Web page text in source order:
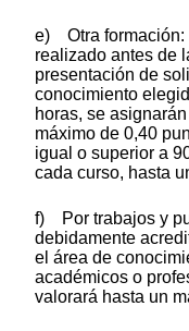
e) Otra formación:
realizado antes de
presentación de
conocimiento
horas, se
máximo de 0,40
igual o superior a
cada curso, hasta
f) Por trabajos y
debidamente
el área de
académicos o
valorará hasta un